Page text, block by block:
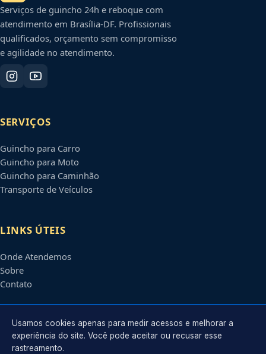
Serviços de guincho 24h e reboque com
atendimento em Brasília-DF. Profissionais
qualificados, orçamento sem compromisso
e agilidade no atendimento.
SERVIÇOS
Guincho para Carro
Guincho para Moto
Guincho para Caminhão
Transporte de Veículos
LINKS ÚTEIS
Onde Atendemos
Sobre
Contato
CONTATO
Atendimento em
Usamos cookies apenas para medir acessos e melhorar a
experiência do site. Você pode aceitar ou recusar esse
rastreamento.